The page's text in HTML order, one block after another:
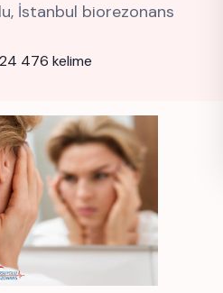
İstanbul biorezonans
476 kelime